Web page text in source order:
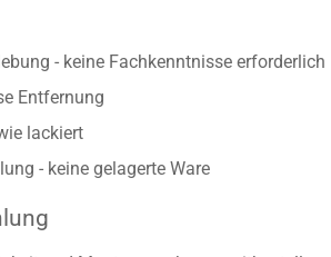
- keine Fachkenntnisse erforderlich
Entfernung
lackiert
- keine gelagerte Ware